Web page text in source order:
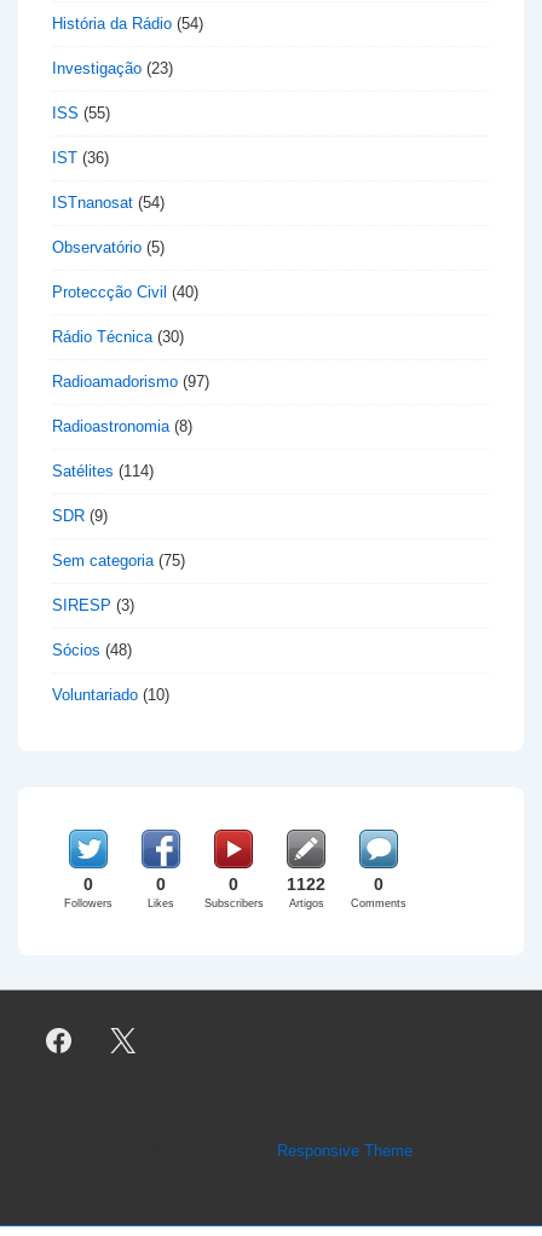
História da Rádio (54)
Investigação (23)
ISS (55)
IST (36)
ISTnanosat (54)
Observatório (5)
Proteccção Civil (40)
Rádio Técnica(30)
Radioamadorismo (97)
Radioastronomia(8)
Satélites (114)
SDR (9)
Sem categoria(75)
SIRESP (3)
Sócios (48)
Voluntariado (10)
0
Followers
0
Likes
0
Subscribers
1122
Artigos
0
Comments
Responsive Theme